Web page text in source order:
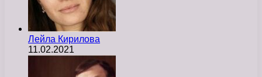
Лейла Кирилова
11.02.2021